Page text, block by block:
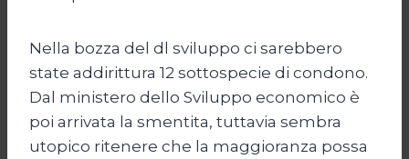
Nella bozza del dl sviluppo ci sarebbero
state addirittura 12 sottospecie di condono.
Dal ministero dello Sviluppo economico è
poi arrivata la smentita, tuttavia sembra
utopico ritenere che la maggioranza possa